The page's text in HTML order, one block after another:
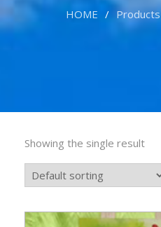
HOME Products
Showing the single result